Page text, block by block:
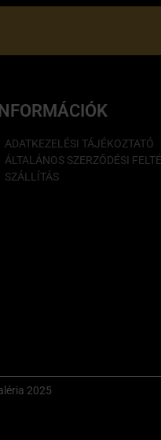
ADATKEZELÉSI TÁJÉKOZTATÓ
ÁLTALÁNOS SZERZŐDÉSI
SZÁLLÍTÁS
2025